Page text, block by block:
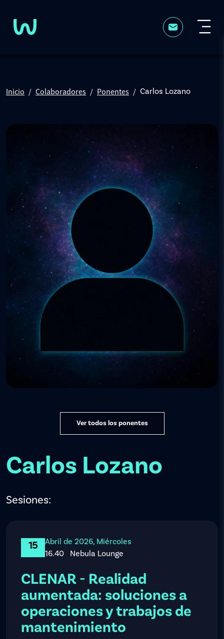
Inicio Colaboradores Ponentes Carlos Lozano
Ver todos los ponentes
Carlos Lozano
Sesiones:
15
Abril de 2026, Miércoles
16.40
Nebula Lounge
CLENAR - Realidad
aumentada: soluciones a
operaciones y trabajos de
mantenimiento